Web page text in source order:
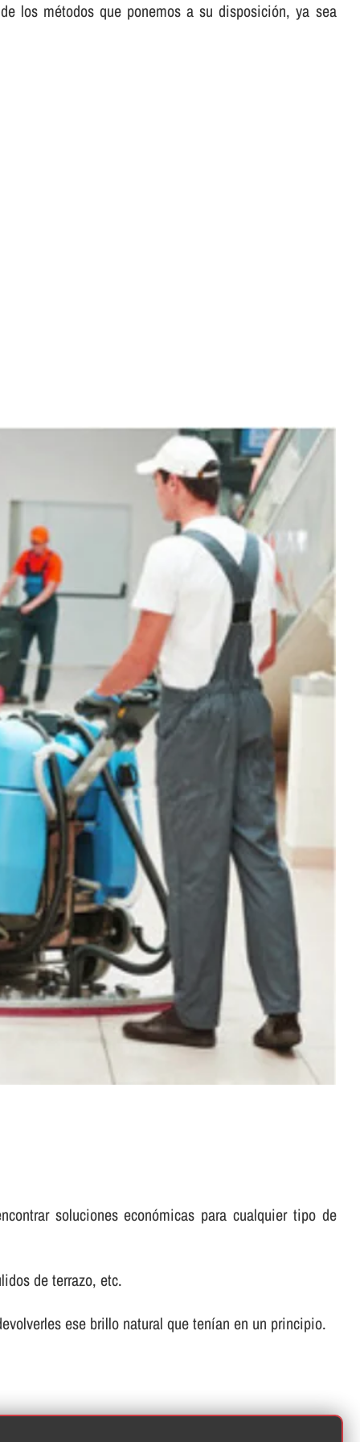
los métodos que ponemos a su disposición, ya sea
soluciones económicas para cualquier tipo de
de terrazo, etc.
ese brillo natural que tení­an en un principio.